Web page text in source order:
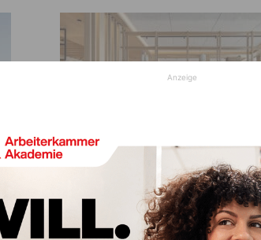
Falkensteiner Hotel & Spa Carinzia****s
Anzeige